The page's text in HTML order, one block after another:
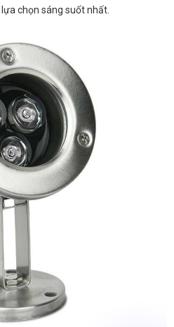
chọn sáng suốt nhất.